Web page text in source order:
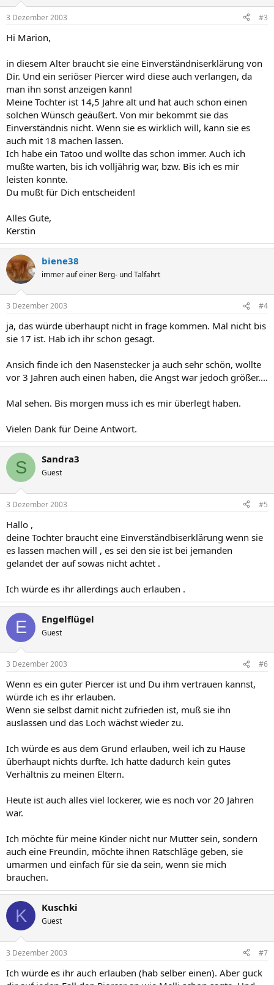
3 Dezember 2003 #3
Hi Marion,
in diesem Alter braucht sie eine Einverständniserklärung von
Dir. Und ein seriöser Piercer wird diese auch verlangen, da
man ihn sonst anzeigen kann!
Meine Tochter ist 14,5 Jahre alt und hat auch schon einen
solchen Wünsch geäußert. Von mir bekommt sie das
Einverständnis nicht. Wenn sie es wirklich will, kann sie es
auch mit 18 machen lassen.
Ich habe ein Tatoo und wollte das schon immer. Auch ich
mußte warten, bis ich volljährig war, bzw. Bis ich es mir
leisten konnte.
Du mußt für Dich entscheiden!
Alles Gute,
Kerstin
biene38
immer auf einer Berg- und Talfahrt
3 Dezember 2003 #4
ja, das würde überhaupt nicht in frage kommen. Mal nicht bis
sie 17 ist. Hab ich ihr schon gesagt.
Ansich finde ich den Nasenstecker ja auch sehr schön, wollte
vor 3 Jahren auch einen haben, die Angst war jedoch größer....
Mal sehen. Bis morgen muss ich es mir überlegt haben.
Vielen Dank für Deine Antwort.
S Sandra3
Guest
3 Dezember 2003 #5
Hallo ,
deine Tochter braucht eine Einverständbiserklärung wenn sie
es lassen machen will , es sei den sie ist bei jemanden
gelandet der auf sowas nicht achtet .
Ich würde es ihr allerdings auch erlauben .
E Engelflügel
Guest
3 Dezember 2003 #6
Wenn es ein guter Piercer ist und Du ihm vertrauen kannst,
würde ich es ihr erlauben.
Wenn sie selbst damit nicht zufrieden ist, muß sie ihn
auslassen und das Loch wächst wieder zu.
Ich würde es aus dem Grund erlauben, weil ich zu Hause
überhaupt nichts durfte. Ich hatte dadurch kein gutes
Verhältnis zu meinen Eltern.
Heute ist auch alles viel lockerer, wie es noch vor 20 Jahren
war.
Ich möchte für meine Kinder nicht nur Mutter sein, sondern
auch eine Freundin, möchte ihnen Ratschläge geben, sie
umarmen und einfach für sie da sein, wenn sie mich
brauchen.
K Kuschki
Guest
3 Dezember 2003 #7
Ich würde es ihr auch erlauben (hab selber einen). Aber guck